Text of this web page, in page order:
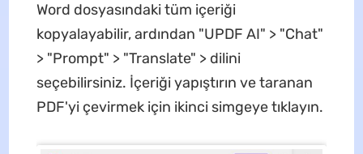
Word dosyasındaki tüm içeriği
kopyalayabilir, ardından "UPDF AI" > "Chat"
> "Prompt" > "Translate" > dilini
seçebilirsiniz. İçeriği yapıştırın ve taranan
PDF'yi çevirmek için ikinci simgeye tıklayın.